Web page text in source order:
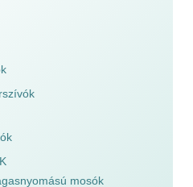
mosók